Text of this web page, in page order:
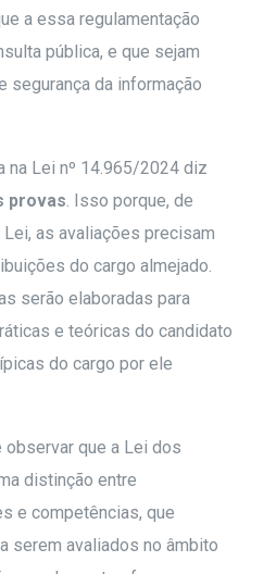
a essa regulamentação
pública, e que sejam
segurança da informação
na Lei nº 14.965/2024 diz
provas. Isso porque, de
as avaliações precisam
do cargo almejado.
serão elaboradas para
e teóricas do candidato
do cargo por ele
que a Lei dos
distinção entre
e competências, que
serem avaliados no âmbito